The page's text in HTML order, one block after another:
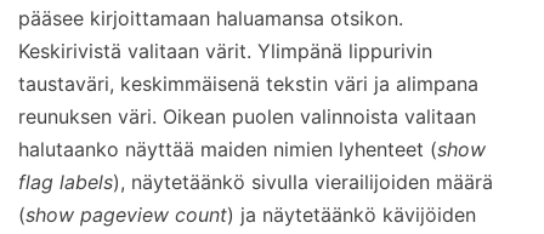
pääsee kirjoittamaan haluamansa otsikon.
Keskirivistä valitaan värit. Ylimpänä lippurivin
taustaväri, keskimmäisenä tekstin väri ja alimpana
reunuksen väri. Oikean puolen valinnoista valitaan
halutaanko näyttää maiden nimien lyhenteet (show
flag labels), näytetäänkö sivulla vierailijoiden määrä
(show pageview count) ja näytetäänkö kävijöiden